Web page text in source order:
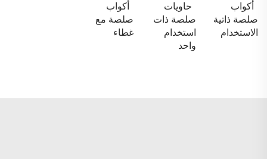
أكواب
صلصة ذاتية
الاستخدام
حاويات
صلصة ذات
استخدام
واحد
أكواب
صلصة مع
غطاء